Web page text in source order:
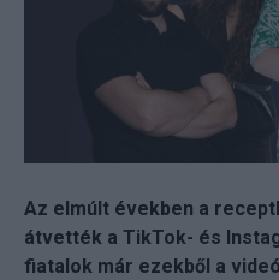
Az elmúlt években a
átvették a TikTok- és
fiatalok már ezekből a